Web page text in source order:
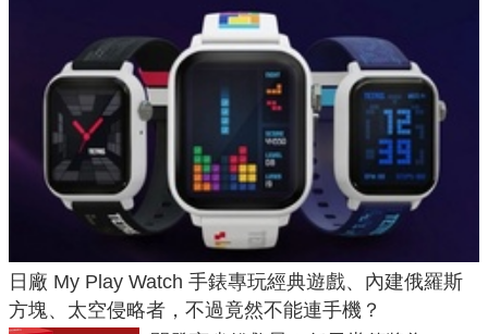
日廠 My Play Watch 手錶專玩經典遊戲、內建俄羅斯
方塊、太空侵略者，不過竟然不能連手機？